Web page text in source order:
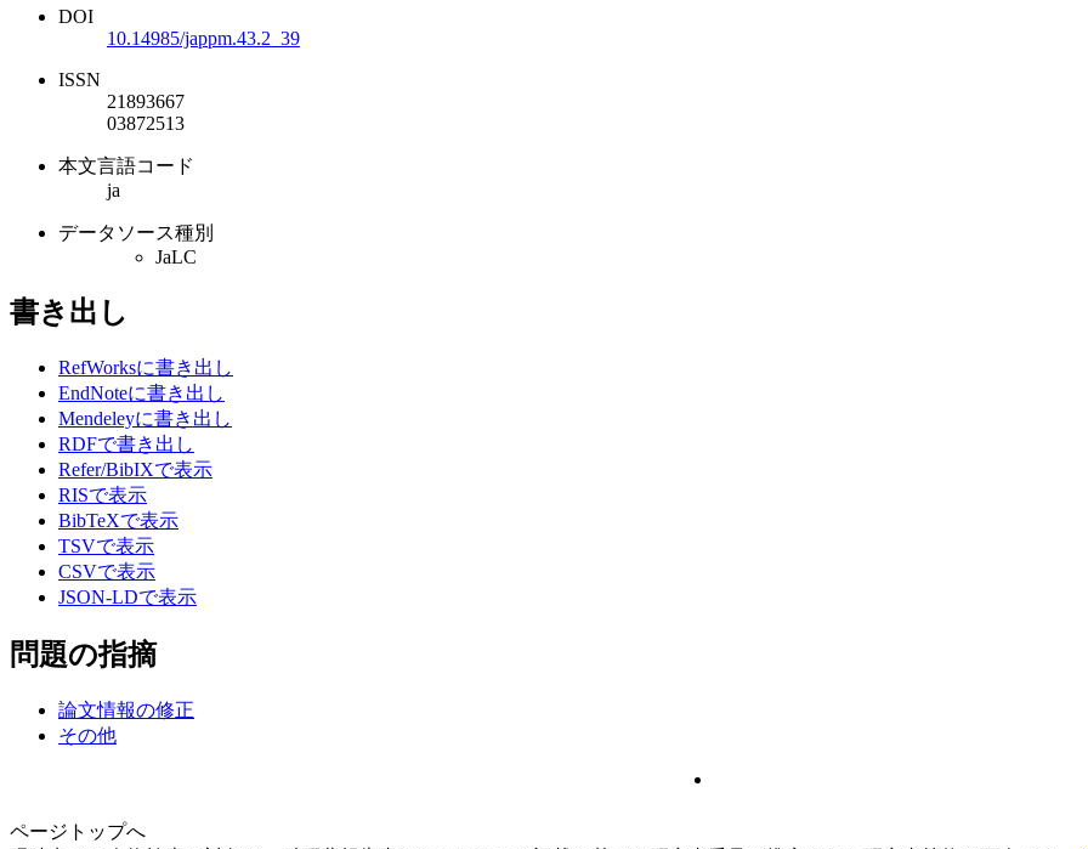
DOI
10.14985/jappm.43.2_39
ISSN
21893667
03872513
本文言語コード
ja
データソース種別
JaLC
書き出し
RefWorksに書き出し
EndNoteに書き出し
Mendeleyに書き出し
RDFで書き出し
Refer/BibIXで表示
RISで表示
BibTeXで表示
TSVで表示
CSVで表示
JSON-LDで表示
問題の指摘
論文情報の修正
その他
ページトップへ